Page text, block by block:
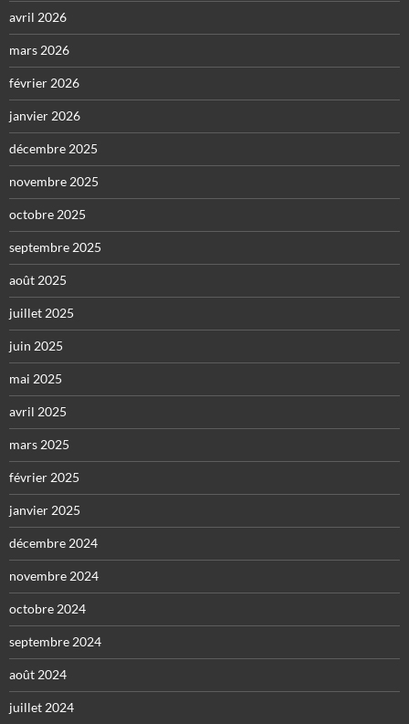
avril 2026
mars 2026
février 2026
janvier 2026
décembre 2025
novembre 2025
octobre 2025
septembre 2025
août 2025
juillet 2025
juin 2025
mai 2025
avril 2025
mars 2025
février 2025
janvier 2025
décembre 2024
novembre 2024
octobre 2024
septembre 2024
août 2024
juillet 2024